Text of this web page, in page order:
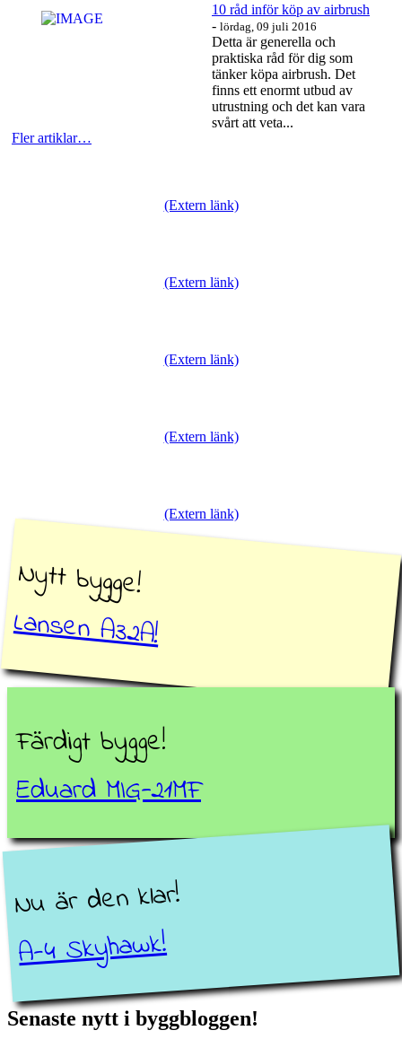
Läs mer…
10 råd inför köp av airbrush
- lördag, 09 juli 2016
Detta är generella och
praktiska råd för dig som
tänker köpa airbrush. Det
finns ett enormt utbud av
utrustning och det kan vara
svårt att veta...
Fler artiklar…
(Extern länk)
(Extern länk)
(Extern länk)
(Extern länk)
(Extern länk)
Nytt bygge!
Lansen A32A!
Färdigt bygge!
Eduard MIG-21MF
Nu är den klar!
A-4 Skyhawk!
Senaste nytt i byggbloggen!